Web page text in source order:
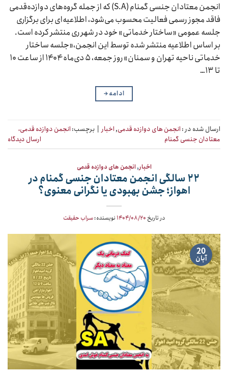
انجمن معتادان جنسی گمنام (S.A) که از جمله گروه‌های دوازده‌قدمی
فاقد مجوز رسمی فعالیت محسوب می‌شود، اطلاعیه‌ای برای برگزاری
جلسه عمومی «ساختار خدماتی» خود در شهر ری منتشر کرده است.
بر اساس اطلاعیه منتشر شده توسط این انجمن،«جلسه ساختار
خدماتی ناحیه تهران و سمنان» روز جمعه، ۵ دی‌ماه ۱۴۰۴ از ساعت ۱۰
تا ۱۳…
ادامه→
ارسال شده در : انجمن های دوازده قدمی, اخبار | برچسب: انجمن دوازده قدمی،
معتادان جنسی گمنام
ارسال دیدگاه
اخبار,انجمن های دوازده قدمی
۲۲ سالگی انجمن معتادان جنسی گمنام در
اهواز؛ جشن بهبودی یا نگرانی معنوی؟
در تاریخ ۱۴۰۴/۰۸/۲۰ نویسنده:سراب حقیقت
20
آبان